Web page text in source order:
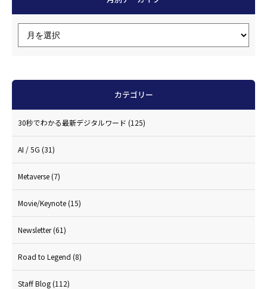
カテゴリー
30秒でわかる最新デジタルワード (125)
AI / 5G (31)
Metaverse(7)
Movie/Keynote(15)
Newsletter(61)
Road to Legend (8)
Staff Blog(112)